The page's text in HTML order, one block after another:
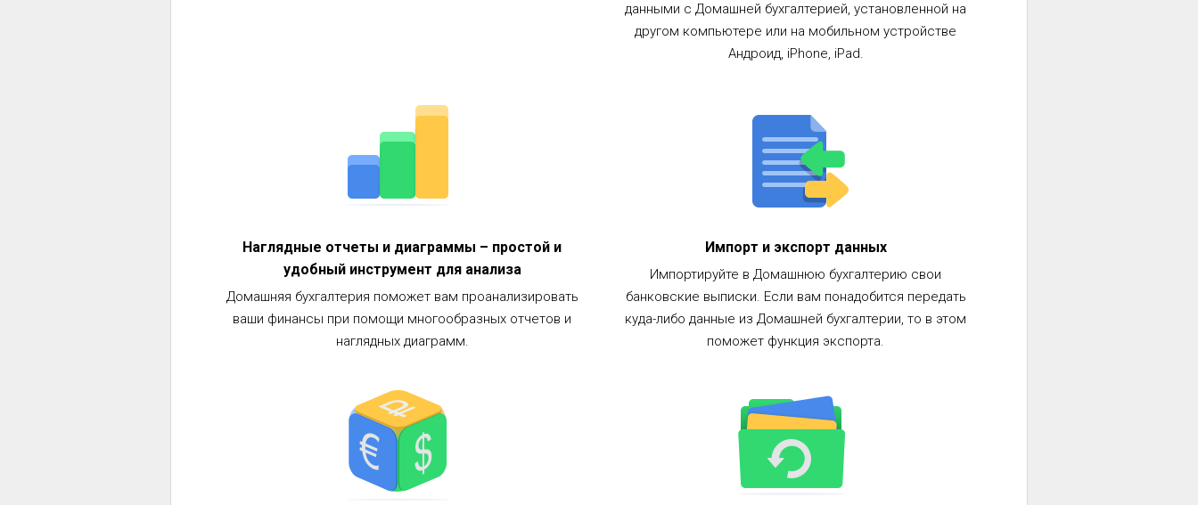
данными с Домашней бухгалтерией, установленной на
другом компьютере или на мобильном устройстве
Андроид, iPhone, iPad.
Наглядные отчеты и диаграммы – простой и
удобный инструмент для анализа
Домашняя бухгалтерия поможет вам проанализировать
ваши финансы при помощи многообразных отчетов и
наглядных диаграмм.
Импорт и экспорт данных
Импортируйте в Домашнюю бухгалтерию свои
банковские выписки. Если вам понадобится передать
куда-либо данные из Домашней бухгалтерии, то в этом
поможет функция экспорта.